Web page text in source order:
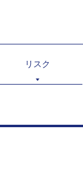
リスク